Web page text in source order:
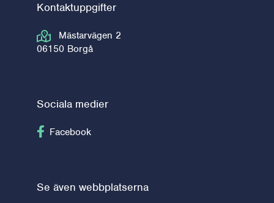
Kontaktuppgifter
Mästarvägen 2
06150 Borgå
Sociala medier
Följ på Facebook
Facebook
Se även webbplatserna